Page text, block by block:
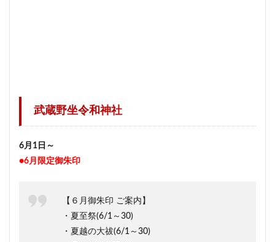
武蔵野坐令和神社
6月1日～
●6月限定御朱印
【６月御朱印 ご案内】
・夏至祭(6/1～30)
・夏越の大祓(6/1～30)